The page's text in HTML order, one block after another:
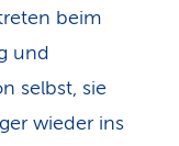
beim
und
selbst, sie
wieder ins